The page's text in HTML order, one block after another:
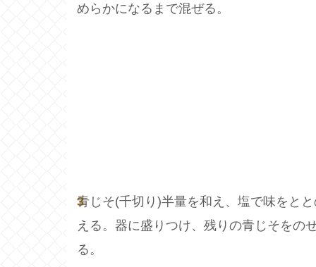
めらかになるまで混ぜる。
3
青じそ(千切り)半量を和え、塩で味をと
える。器に盛りつけ、残りの青じそをの
る。